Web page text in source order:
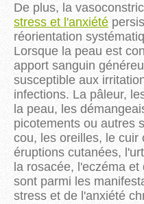
De plus, la
stress et l'anxiété
réorientation
Lorsque la peau est
apport sanguin
susceptible aux
infections. La pâleur,
la peau, les
picotements ou autres
cou, les oreilles, le cuir
éruptions cutanées,
la rosacée, l'eczéma
sont parmi les
stress et de l'anxiété